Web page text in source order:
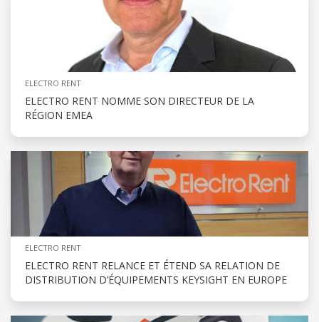
ELECTRO RENT
ELECTRO RENT NOMME SON DIRECTEUR DE LA
RÉGION EMEA
ELECTRO RENT
ELECTRO RENT RELANCE ET ÉTEND SA RELATION DE
DISTRIBUTION D’ÉQUIPEMENTS KEYSIGHT EN EUROPE